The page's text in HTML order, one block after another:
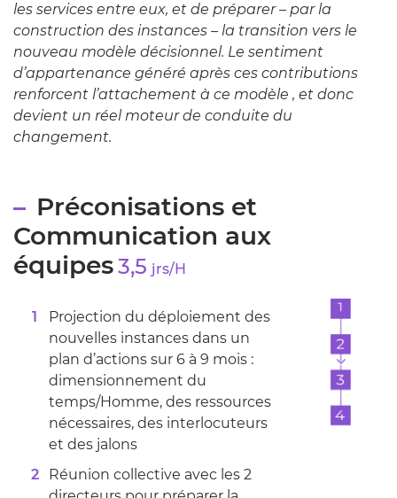
les services entre eux, et de préparer – par la
construction des instances – la transition vers le
nouveau modèle décisionnel. Le sentiment
d’appartenance généré après ces contributions
renforcent l’attachement à ce modèle , et donc
devient un réel moteur de conduite du
changement.
Préconisations et
Communication aux
équipes3,5 jrs/H
Projection du déploiement des
nouvelles instances dans un
plan d’actions sur 6 à 9 mois :
dimensionnement du
temps/Homme, des ressources
nécessaires, des interlocuteurs
et des jalons
Réunion collective avec les 2